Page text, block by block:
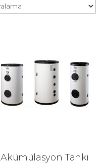
Akümülasyon Tankı